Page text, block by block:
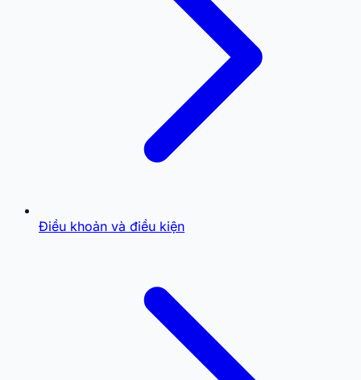
Điều khoản và điều kiện